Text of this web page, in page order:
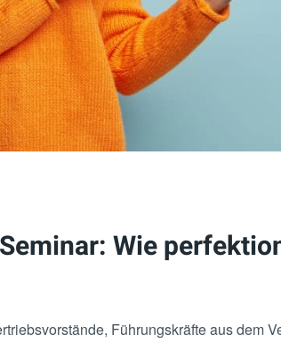
Wie
Führungskräfte aus dem